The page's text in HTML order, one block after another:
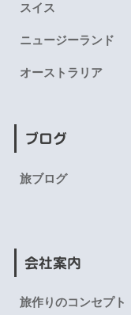
スイス
ニュージーランド
オーストラリア
ブログ
旅ブログ
会社案内
旅作りのコンセプト